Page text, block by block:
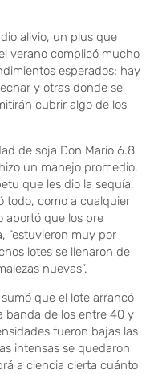
alivio, un plus que
verano complicó mucho
esperados; hay
y otras donde se
cubrir algo de los
de soja Don Mario 6.8
un manejo promedio.
que les dio la sequía,
todo, como a cualquier
aportó que los pre
“estuvieron muy por
lotes se llenaron de
nuevas”.
que el lote arrancó
banda de los entre 40 y
fueron bajas las
intensas se quedaron
a ciencia cierta cuánto